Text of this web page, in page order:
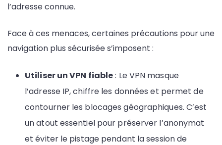
l’adresse connue.
Face à ces menaces, certaines précautions pour une
navigation plus sécurisée s’imposent :
Utiliser un VPN fiable: Le VPN masque
l’adresse IP, chiffre les données et permet de
contourner les blocages géographiques. C’est
un atout essentiel pour préserver l’anonymat
et éviter le pistage pendant la session de